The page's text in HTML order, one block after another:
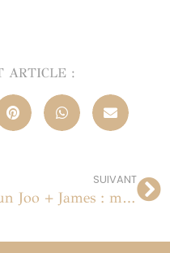
ARTICLE :
SUIVANT
Sun Joo + James : mariage au Château d’Esclimont le 18 juin 2011